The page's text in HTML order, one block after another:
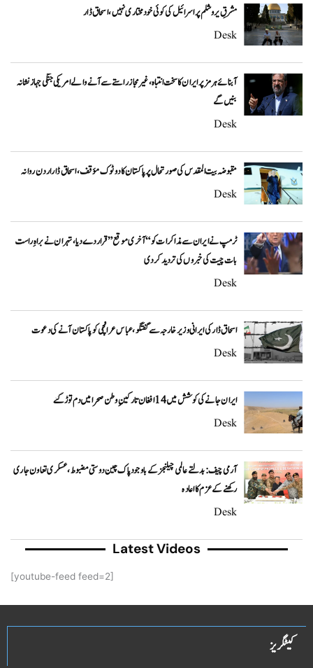
مشرقِ یروشلم پر اسرائیل کی کوئی خودمختاری نہیں، اسحاق ڈار
Desk
آبنائے ہرمز پر ایران کا سخت انتباہ، غیر مجاز راستے سے آنے والے امریکی جنگی جہاز نشانہ
بنیں گے
Desk
مقبوضہ بیت المقدس کی صورتحال پر پاکستان کا دوٹوک مؤقف، اسحاق ڈار اردن روانہ
Desk
ٹرمپ نے ایران سے مذاکرات کو “آخری موقع” قرار دے دیا، تہران نے براہِ راست
بات چیت کی خبروں کی تردید کر دی
Desk
اسحاق ڈار کی ایرانی وزیر خارجہ سے گفتگو، عباس عراقچی کو پاکستان آنے کی دعوت
Desk
ایران جانے کی کوشش میں 14 افغان تارکینِ وطن صحرا میں دم توڑ گئے
Desk
آرمی چیف: بدلتے عالمی چیلنجز کے باوجود پاک چین دوستی مضبوط، عسکری تعاون جاری
رکھنے کے عزم کا اعادہ
Desk
Latest Videos
[youtube-feed feed=2]
کیٹگریز